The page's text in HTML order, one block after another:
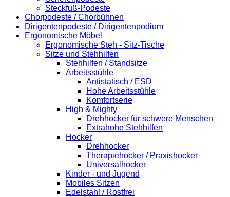
Steckfuß-Podeste
Chorpodeste / Chorbühnen
Dirigentenpodeste / Dirigentenpodium
Ergonomische Möbel
Ergonomische Steh - Sitz-Tische
Sitze und Stehhilfen
Stehhilfen / Standsitze
Arbeitsstühle
Antistatisch / ESD
Hohe Arbeitsstühle
Komfortserie
High & Mighty
Drehhocker für schwere Menschen
Extrahohe Stehhilfen
Hocker
Drehhocker
Therapiehocker / Praxishocker
Universalhocker
Kinder - und Jugend
Mobiles Sitzen
Edelstahl / Rostfrei